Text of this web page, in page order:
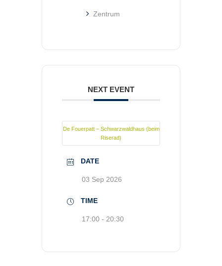
Zentrum
NEXT EVENT
De Fouerpatt – Schwarzwaldhaus (beim
Riserad)
DATE
03 Sep 2026
TIME
17:00 - 20:30